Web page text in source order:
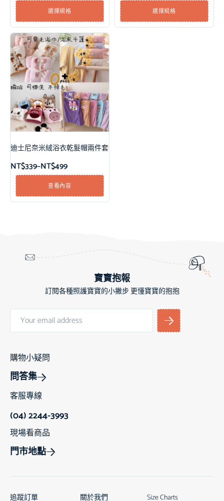
選擇規格 選擇規格
迪士尼奈米絨浴衣乾髮帽兩件套
NT$339–NT$499
查看內容
寶寶抱報
訂閱各種照護寶寶的小撇步 更懂寶寶的抱抱
購物小疑問
問答集
客服專線
(04) 2244-3993
現場看商品
門市地點
Size Charts
關於我們
追蹤訂單